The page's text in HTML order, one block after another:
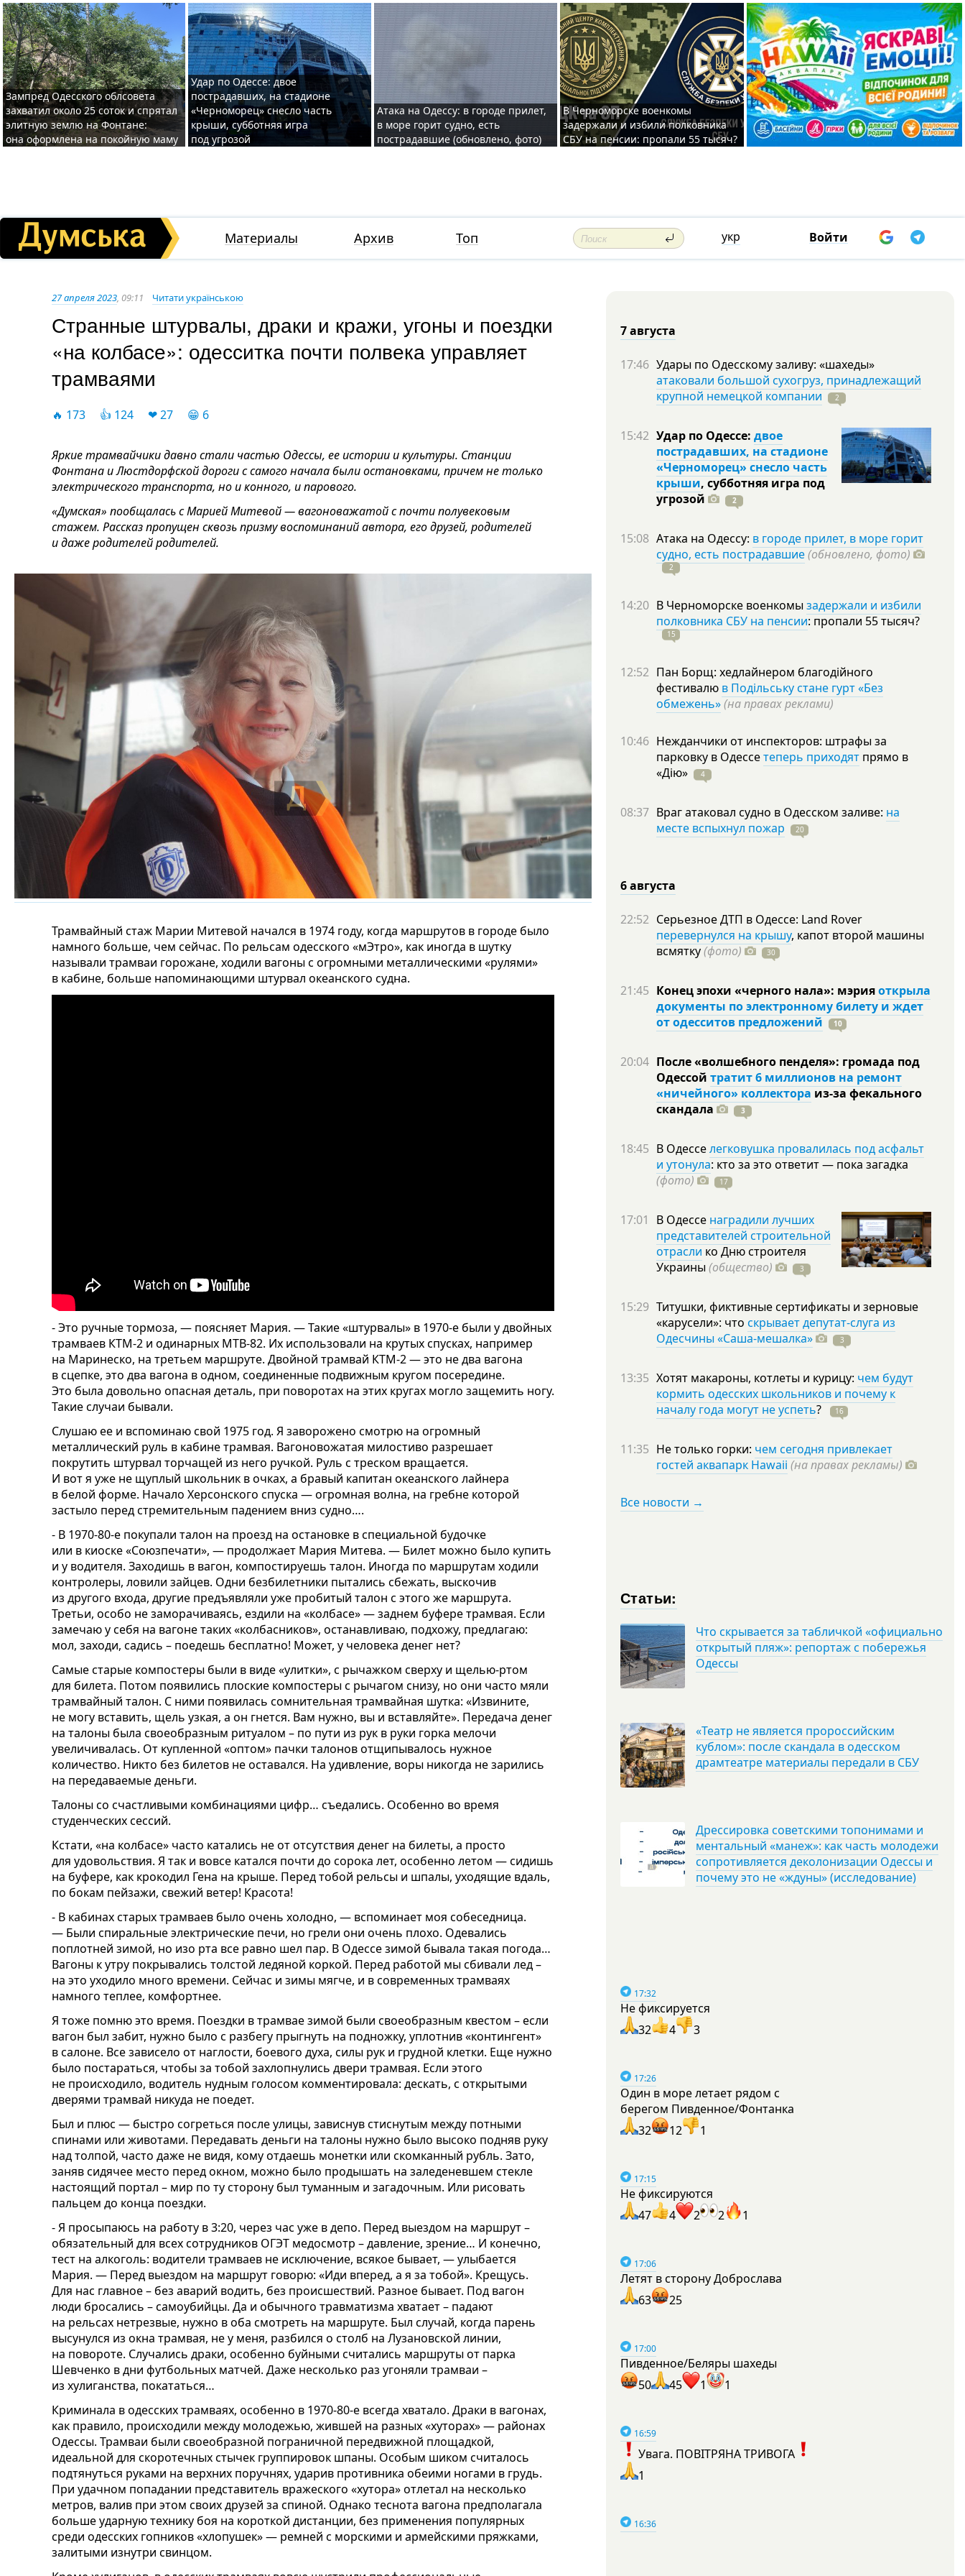
Зампред Одесского облсовета
захватил около 25 соток и спрятал
элитную землю на Фонтане:
она оформлена на покойную маму
Удар по Одессе: двое
пострадавших, на стадионе
«Черноморец» снесло часть
крыши, субботняя игра
под угрозой
Атака на Одессу: в городе прилет,
в море горит судно, есть
пострадавшие (обновлено, фото)
В Черноморске военкомы
задержали и избили полковника
СБУ на пенсии: пропали 55 тысяч?
Материалы Архив Топ укр Войти
27 апреля 2023, 09:11 Читати українською
Странные штурвалы, драки и кражи, угоны и поездки
«на колбасе»: одесситка почти полвека управляет
трамваями
🔥 173 👍 124 ❤ 27 😁 6
Яркие трамвайчики давно стали частью Одессы, ее истории и культуры. Станции
Фонтана и Люстдорфской дороги с самого начала были остановками, причем не только
электрического транспорта, но и конного, и парового.
«Думская» пообщалась с Марией Митевой — вагоноважатой с почти полувековым
стажем. Рассказ пропущен сквозь призму воспоминаний автора, его друзей, родителей
и даже родителей родителей.
Трамвайный стаж Марии Митевой начался в 1974 году, когда маршрутов в городе было
намного больше, чем сейчас. По рельсам одесского «мЭтро», как иногда в шутку
называли трамваи горожане, ходили вагоны с огромными металлическими «рулями»
в кабине, больше напоминающими штурвал океанского судна.
- Это ручные тормоза, — поясняет Мария. — Такие «штурвалы» в 1970-е были у двойных
трамваев КТМ-2 и одинарных МТВ-82. Их использовали на крутых спусках, например
на Маринеско, на третьем маршруте. Двойной трамвай КТМ-2 — это не два вагона
в сцепке, это два вагона в одном, соединенные подвижным кругом посередине.
Это была довольно опасная деталь, при поворотах на этих кругах могло защемить ногу.
Такие случаи бывали.
Слушаю ее и вспоминаю свой 1975 год. Я заворожено смотрю на огромный
металлический руль в кабине трамвая. Вагоновожатая милостиво разрешает
покрутить штурвал торчащей из него ручкой. Руль с треском вращается.
И вот я уже не щуплый школьник в очках, а бравый капитан океанского лайнера
в белой форме. Начало Херсонского спуска — огромная волна, на гребне которой
застыло перед стремительным падением вниз судно….
- В 1970-80-е покупали талон на проезд на остановке в специальной будочке
или в киоске «Союзпечати», — продолжает Мария Митева. — Билет можно было купить
и у водителя. Заходишь в вагон, компостируешь талон. Иногда по маршрутам ходили
контролеры, ловили зайцев. Одни безбилетники пытались сбежать, выскочив
из другого входа, другие предъявляли уже пробитый талон с этого же маршрута.
Третьи, особо не заморачиваясь, ездили на «колбасе» — заднем буфере трамвая. Если
замечаю у себя на вагоне таких «колбасников», останавливаю, подхожу, предлагаю:
мол, заходи, садись – поедешь бесплатно! Может, у человека денег нет?
Самые старые компостеры были в виде «улитки», с рычажком сверху и щелью-ртом
для билета. Потом появились плоские компостеры с рычагом снизу, но они часто мяли
трамвайный талон. С ними появилась сомнительная трамвайная шутка: «Извините,
не могу вставить, щель узкая, а он гнется. Вам нужно, вы и вставляйте». Передача денег
на талоны была своеобразным ритуалом – по пути из рук в руки горка мелочи
увеличивалась. От купленной «оптом» пачки талонов отщипывалось нужное
количество. Никто без билетов не оставался. На удивление, воры никогда не зарились
на передаваемые деньги.
Талоны со счастливыми комбинациями цифр… съедались. Особенно во время
студенческих сессий.
Кстати, «на колбасе» часто катались не от отсутствия денег на билеты, а просто
для удовольствия. Я так и вовсе катался почти до сорока лет, особенно летом — сидишь
на буфере, как крокодил Гена на крыше. Перед тобой рельсы и шпалы, уходящие вдаль,
по бокам пейзажи, свежий ветер! Красота!
- В кабинах старых трамваев было очень холодно, — вспоминает моя собеседница.
— Были спиральные электрические печи, но грели они очень плохо. Одевались
поплотней зимой, но изо рта все равно шел пар. В Одессе зимой бывала такая погода…
Вагоны к утру покрывались толстой ледяной коркой. Перед работой мы сбивали лед –
на это уходило много времени. Сейчас и зимы мягче, и в современных трамваях
намного теплее, комфортнее.
Я тоже помню это время. Поездки в трамвае зимой были своеобразным квестом – если
вагон был забит, нужно было с разбегу прыгнуть на подножку, уплотнив «контингент»
в салоне. Все зависело от наглости, боевого духа, силы рук и грудной клетки. Еще нужно
было постараться, чтобы за тобой захлопнулись двери трамвая. Если этого
не происходило, водитель нудным голосом комментировала: дескать, с открытыми
дверями трамвай никуда не поедет.
Был и плюс — быстро согреться после улицы, зависнув стиснутым между потными
спинами или животами. Передавать деньги на талоны нужно было высоко подняв руку
над толпой, часто даже не видя, кому отдаешь монетки или скомканный рубль. Зато,
заняв сидячее место перед окном, можно было продышать на заледеневшем стекле
настоящий портал – мир по ту сторону был туманным и загадочным. Или рисовать
пальцем до конца поездки.
- Я просыпаюсь на работу в 3:20, через час уже в депо. Перед выездом на маршрут –
обязательный для всех сотрудников ОГЭТ медосмотр – давление, зрение… И конечно,
тест на алкоголь: водители трамваев не исключение, всякое бывает, — улыбается
Мария. — Перед выездом на маршрут говорю: «Иди вперед, а я за тобой». Крещусь.
Для нас главное – без аварий водить, без происшествий. Разное бывает. Под вагон
люди бросались – самоубийцы. Да и обычного травматизма хватает – падают
на рельсах нетрезвые, нужно в оба смотреть на маршруте. Был случай, когда парень
высунулся из окна трамвая, не у меня, разбился о столб на Лузановской линии,
на повороте. Случались драки, особенно буйными считались маршруты от парка
Шевченко в дни футбольных матчей. Даже несколько раз угоняли трамваи –
из хулиганства, покататься…
Криминала в одесских трамваях, особенно в 1970-80-е всегда хватало. Драки в вагонах,
как правило, происходили между молодежью, жившей на разных «хуторах» — районах
Одессы. Трамваи были своеобразной пограничной передвижной площадкой,
идеальной для скоротечных стычек группировок шпаны. Особым шиком считалось
подтянуться руками на верхних поручнях, ударив противника обеими ногами в грудь.
При удачном попадании представитель вражеского «хутора» отлетал на несколько
метров, валив при этом своих друзей за спиной. Однако теснота вагона предполагала
больше ударную технику боя на короткой дистанции, без применения популярных
среди одесских гопников «хлопушек» — ремней с морскими и армейскими пряжками,
залитыми изнутри свинцом.
7 августа
17:46 Удары по Одесскому заливу: «шахеды»
атаковали большой сухогруз, принадлежащий
крупной немецкой компании
2
15:42 Удар по Одессе: двое
пострадавших, на стадионе
«Черноморец» снесло часть
крыши, субботняя игра под
угрозой
2
15:08 Атака на Одессу: в городе прилет, в море горит
судно, есть пострадавшие(обновлено, фото)
2
14:20 В Черноморске военкомы задержали и избили
полковника СБУ на пенсии: пропали 55тысяч?
15
12:52 Пан Борщ: хедлайнером благодійного
фестивалю в Подільську стане гурт «Без
обмежень»(на правах реклами)
10:46 Нежданчики от инспекторов: штрафы за
парковку в Одессетеперь приходят прямо в
«Дію»
4
08:37 Враг атаковал судно в Одесском заливе: на
месте вспыхнул пожар
20
6 августа
22:52 Серьезное ДТП в Одессе: Land Rover
перевернулся на крышу, капот второй машины
всмятку(фото) 30
21:45 Конец эпохи «черного нала»: мэрияоткрыла
документы по электронному билету и ждет
от одесситов предложений
10
20:04 После «волшебного пенделя»: громада под
Одессой тратит 6 миллионов на ремонт
«ничейного» коллектора из-за фекального
скандала
3
18:45 В Одесселегковушка провалилась под асфальт
и утонула: кто за это ответит — пока загадка
(фото)
17
17:01 В Одессе наградили лучших
представителей строительной
отрасли ко Дню строителя
Украины (общество) 3
15:29 Титушки, фиктивные сертификаты и зерновые
«карусели»: что скрывает депутат-слуга из
Одесчины «Саша-мешалка»
3
13:35 Хотят макароны, котлеты и курицу: чем будут
кормить одесских школьников и почему к
началу года могут не успеть? 16
11:35 Не только горки: чем сегодня привлекает
гостей аквапарк Hawaii (на правах рекламы)
Все новости →
Статьи:
Что скрывается за табличкой «официально
открытый пляж»: репортаж с побережья
Одессы
«Театр не является пророссийским
кублом»: после скандала в одесском
драмтеатре материалы передали в СБУ
Дрессировка советскими топонимами и
ментальный «манеж»: как часть молодежи
сопротивляется деколонизации Одессы и
почему это не «ждуны» (исследование)
17:32
Не фиксируется
32
4 3
17:26
Один в море летает рядом с
берегом Пивденное/Фонтанка
32
12 1
17:15
Не фиксируются
47
4 2 2 1
17:06
Летят в сторону Доброслава
63
25
17:00
Пивденное/Беляры шахеды
50
45 1 1
16:59
Увага. ПОВІТРЯНА ТРИВОГА
1
16:36